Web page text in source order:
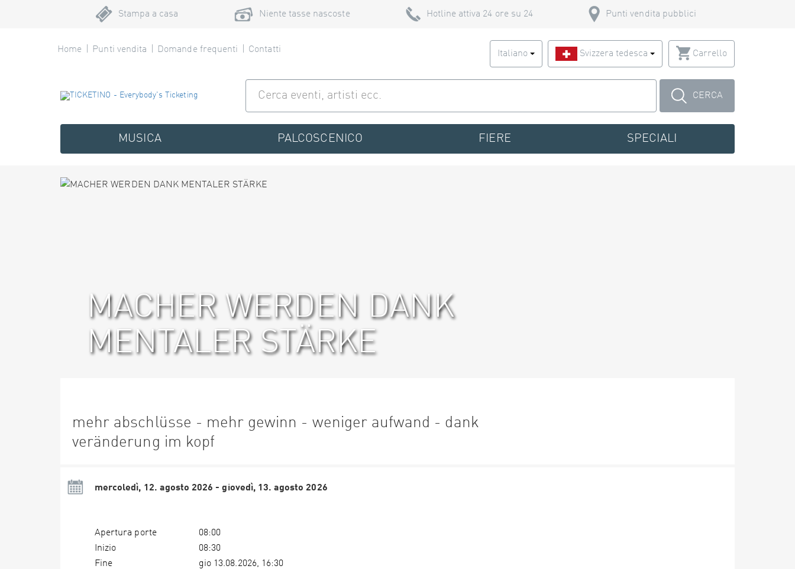
Stampa a casa Niente tasse nascoste Hotline attiva 24 ore su 24 Punti vendita pubblici
Home Punti vendita Domande frequenti Contatti Italiano Svizzera tedesca Carrello
CERCA
MUSICA PALCOSCENICO FIERE SPECIALI
MACHER WERDEN DANK
MENTALER STÄRKE
mehr abschlüsse - mehr gewinn - weniger aufwand - dank
veränderung im kopf
mercoledì, 12. agosto 2026 - giovedì, 13. agosto 2026
Apertura porte
08:00
Inizio
08:30
Fine
gio 13.08.2026, 16:30